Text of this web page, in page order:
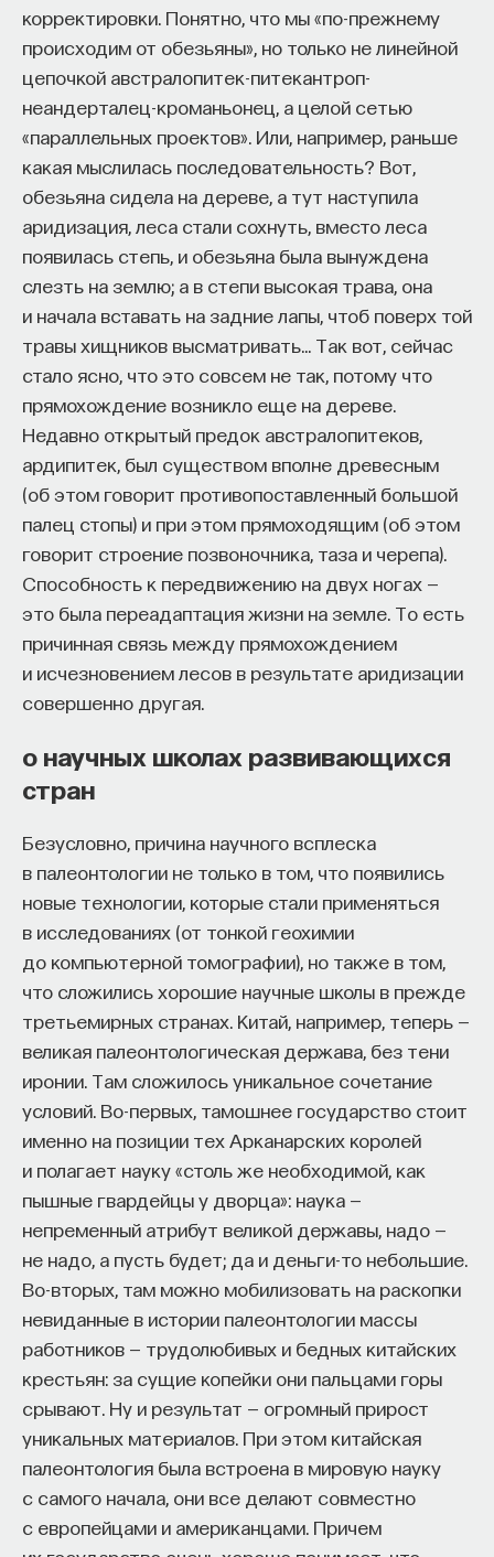
корректировки. Понятно, что мы «по-прежнему
происходим от обезьяны», но только не линейной
цепочкой австралопитек-питекантроп-
неандерталец-кроманьонец, а целой сетью
«параллельных проектов». Или, например, раньше
какая мыслилась последовательность? Вот,
обезьяна сидела на дереве, а тут наступила
аридизация, леса стали сохнуть, вместо леса
появилась степь, и обезьяна была вынуждена
слезть на землю; а в степи высокая трава, она
и начала вставать на задние лапы, чтоб поверх той
травы хищников высматривать… Так вот, сейчас
стало ясно, что это совсем не так, потому что
прямохождение возникло еще на дереве.
Недавно открытый предок австралопитеков,
ардипитек, был существом вполне древесным
(об этом говорит противопоставленный большой
палец стопы) и при этом прямоходящим (об этом
говорит строение позвоночника, таза и черепа).
Способность к передвижению на двух ногах —
это была переадаптация жизни на земле. То есть
причинная связь между прямохождением
и исчезновением лесов в результате аридизации
совершенно другая.
о научных школах развивающихся
стран
Безусловно, причина научного всплеска
в палеонтологии не только в том, что появились
новые технологии, которые стали применяться
в исследованиях (от тонкой геохимии
до компьютерной томографии), но также в том,
что сложились хорошие научные школы в прежде
третьемирных странах. Китай, например, теперь —
великая палеонтологическая держава, без тени
иронии. Там сложилось уникальное сочетание
условий. Во-первых, тамошнее государство стоит
именно на позиции тех Арканарских королей
и полагает науку «столь же необходимой, как
пышные гвардейцы у дворца»: наука —
непременный атрибут великой державы, надо —
не надо, а пусть будет; да и деньги-то небольшие.
Во-вторых, там можно мобилизовать на раскопки
невиданные в истории палеонтологии массы
работников — трудолюбивых и бедных китайских
крестьян: за сущие копейки они пальцами горы
срывают. Ну и результат — огромный прирост
уникальных материалов. При этом китайская
палеонтология была встроена в мировую науку
с самого начала, они все делают совместно
с европейцами и американцами. Причем